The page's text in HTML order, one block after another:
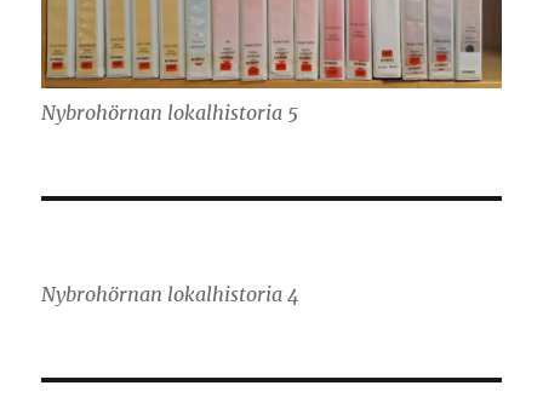
Nybrohörnan lokalhistoria 5
Nybrohörnan lokalhistoria 4